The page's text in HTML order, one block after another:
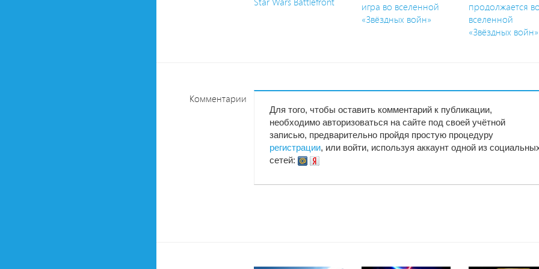
Star Wars Battlefront
игра во вселенной
«Звёздных войн»
продолжается
вселенной
«Звёздных войн»
Комментарии
Для того, чтобы оставить комментарий к публикации,
необходимо авторизоваться на сайте под своей учётной
записью, предварительно пройдя простую процедуру
регистрации, или войти, используя аккаунт одной из
сетей: